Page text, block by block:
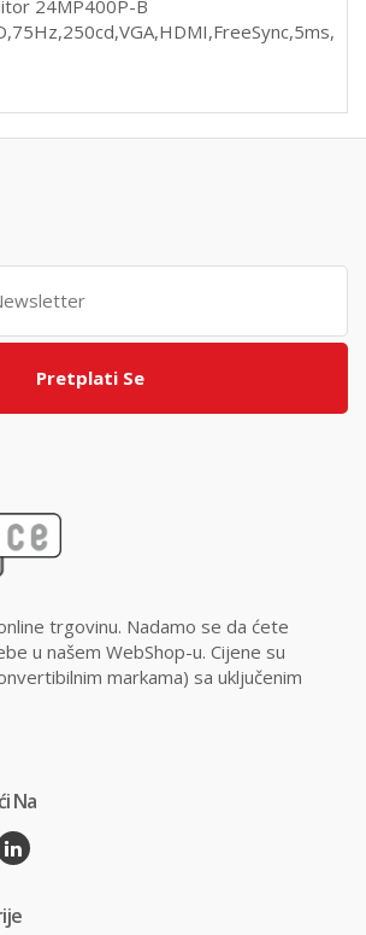
24MP400P-B
Pretplati Se
trgovinu. Nadamo se da ćete
u našem WebShop-u. Cijene su
markama) sa uključenim
Na